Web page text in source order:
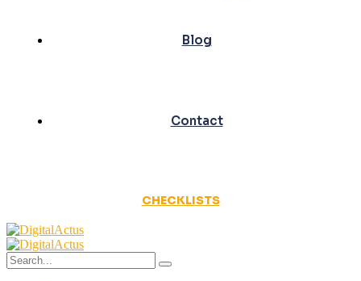
Blog
Contact
CHECKLISTS